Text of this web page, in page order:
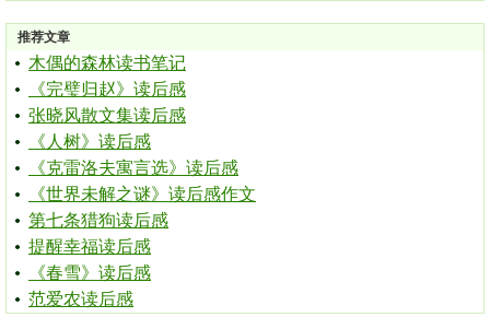
推荐文章
木偶的森林读书笔记
《完璧归赵》读后感
张晓风散文集读后感
《人树》读后感
《克雷洛夫寓言选》读后感
《世界未解之谜》读后感作文
第七条猎狗读后感
提醒幸福读后感
《春雪》读后感
范爱农读后感